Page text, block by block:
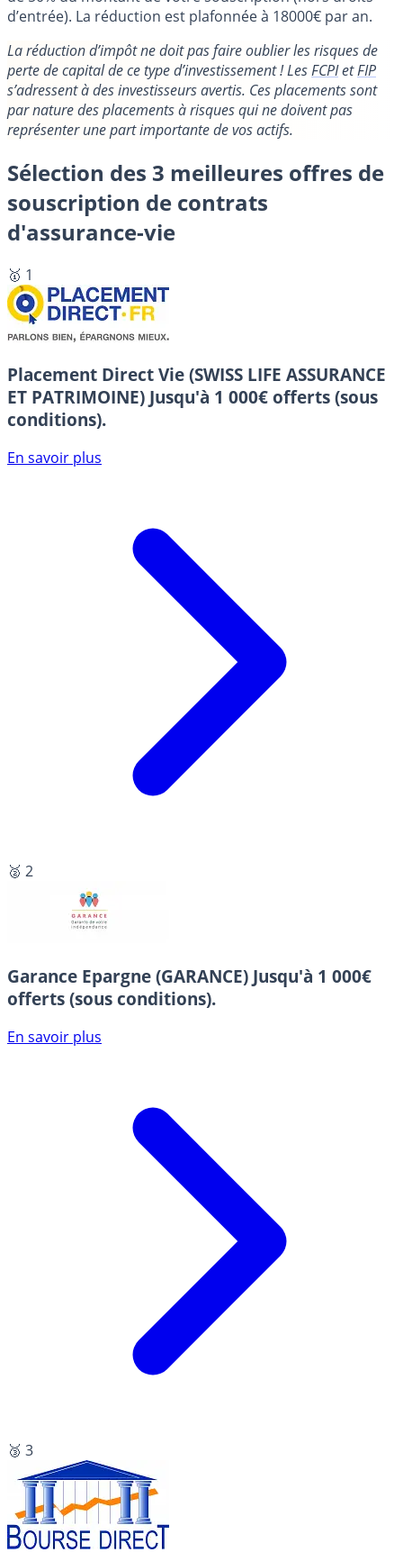
d’entrée). La réduction est plafonnée à 18000€ par an.
La réduction d’impôt ne doit pas faire oublier les risques de
perte de capital de ce type d’investissement ! LesFCPIetFIP
s’adressent à des investisseurs avertis. Ces placements sont
par nature des placements à risques qui ne doivent pas
représenter une part importante de vos actifs.
Sélection des 3 meilleures offres de
souscription de contrats
d'assurance-vie
🥇 1
Placement Direct Vie (SWISS LIFE ASSURANCE
ET PATRIMOINE) Jusqu'à 1 000€ offerts (sous
conditions).
En savoir plus
🥈 2
Garance Epargne (GARANCE) Jusqu'à 1 000€
offerts (sous conditions).
En savoir plus
🥉 3